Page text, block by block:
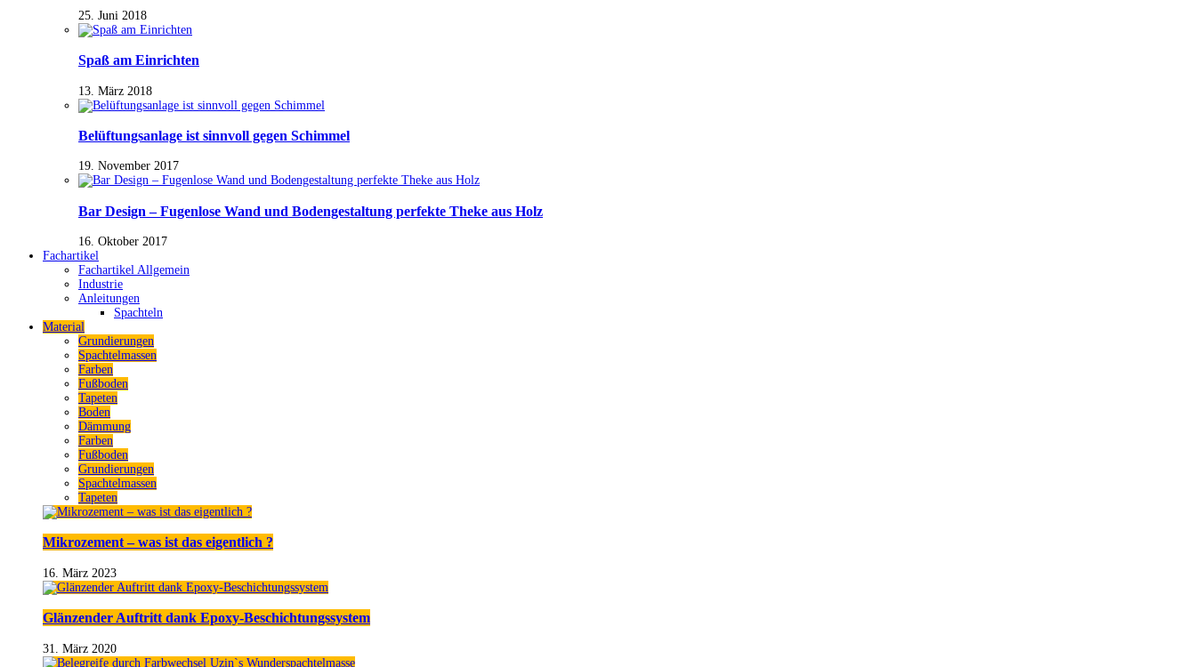
25. Juni 2018
Spaß am Einrichten
13. März 2018
Belüftungsanlage ist sinnvoll gegen Schimmel
19. November 2017
Bar Design – Fugenlose Wand und Bodengestaltung perfekte Theke aus Holz
16. Oktober 2017
Fachartikel
Fachartikel Allgemein
Industrie
Anleitungen
Spachteln
Material
Grundierungen
Spachtelmassen
Farben
Fußboden
Tapeten
Boden
Dämmung
Farben
Fußboden
Grundierungen
Spachtelmassen
Tapeten
Mikrozement – was ist das eigentlich ?
16. März 2023
Glänzender Auftritt dank Epoxy-Beschichtungssystem
31. März 2020